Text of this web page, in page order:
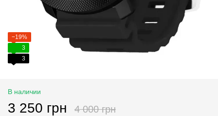
−19%
3
3
В наличии
3 250 грн 4 000 грн